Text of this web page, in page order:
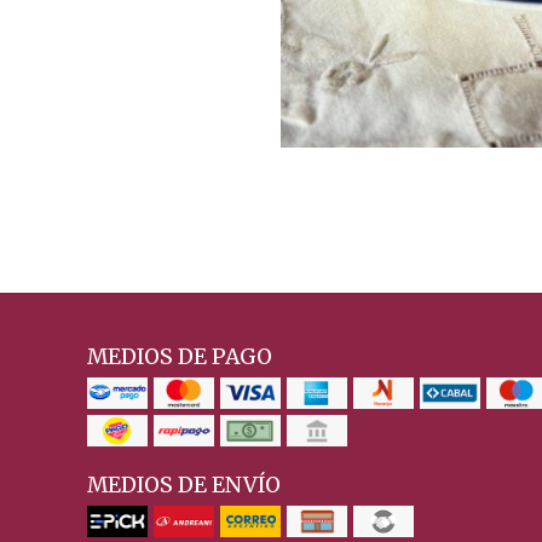
MEDIOS DE PAGO
MEDIOS DE ENVÍO